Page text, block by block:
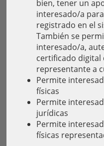
bien, tener un
interesado/a
registrado en el
También se
interesado/a,
certificado digital
representante a
Permite
físicas
Permite
jurídicas
Permite
físicas